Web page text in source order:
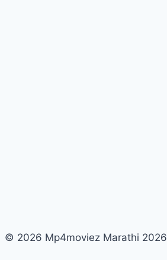
© 2026 Mp4moviez Marathi 2026